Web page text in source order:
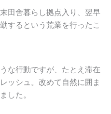
田舎暮らし拠点入り、翌早
するという荒業を行ったこ
な行動ですが、たとえ滞在
ッシュ。改めて自然に囲ま
した。